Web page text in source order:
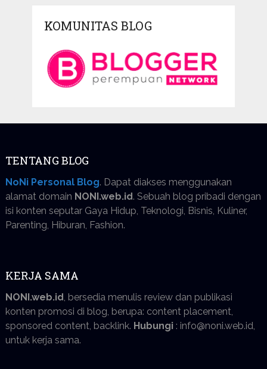
KOMUNITAS BLOG
TENTANG BLOG
NoNi Personal Blog. Dapat diakses menggunakan
alamat domain NONI.web.id. Sebuah blog pribadi dengan
isi konten seputar Gaya Hidup, Teknologi, Bisnis, Kuliner,
Parenting, Hiburan, Fashion.
KERJA SAMA
NONI.web.id , bersedia menulis review dan publikasi
konten promosi di blog, berupa: content placement,
sponsored content, backlink. Hubungi: info@noni.web.id,
untuk kerja sama.